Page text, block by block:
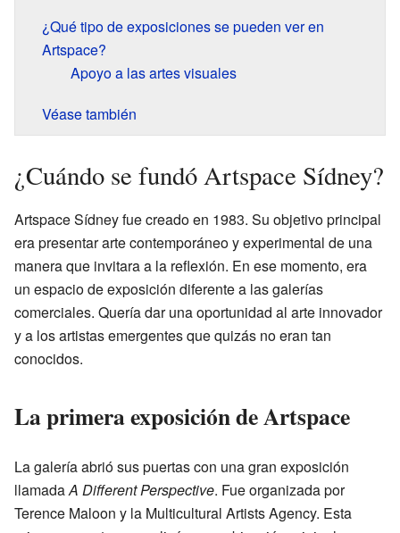
¿Qué tipo de exposiciones se pueden ver en
Artspace?
Apoyo a las artes visuales
Véase también
¿Cuándo se fundó Artspace Sídney?
Artspace Sídney fue creado en 1983. Su objetivo principal
era presentar arte contemporáneo y experimental de una
manera que invitara a la reflexión. En ese momento, era
un espacio de exposición diferente a las galerías
comerciales. Quería dar una oportunidad al arte innovador
y a los artistas emergentes que quizás no eran tan
conocidos.
La primera exposición de Artspace
La galería abrió sus puertas con una gran exposición
llamadaA Different Perspective. Fue organizada por
Terence Maloon y la Multicultural Artists Agency. Esta